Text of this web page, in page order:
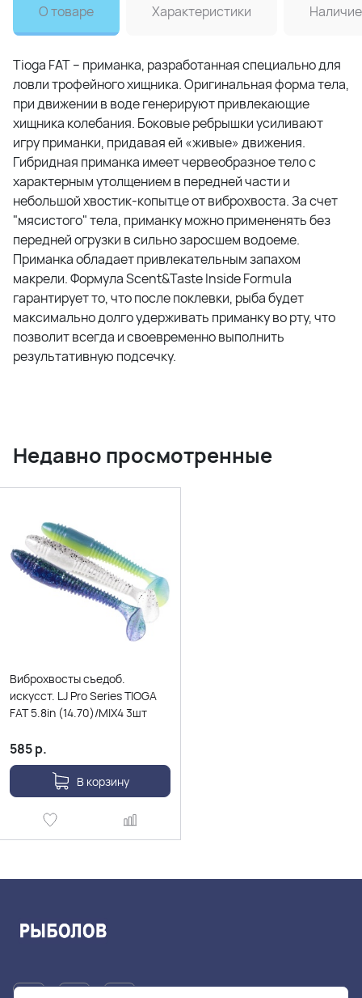
О товаре Характеристики Наличие
Tioga FAT – приманка, разработанная специально для
ловли трофейного хищника. Оригинальная форма тела,
при движении в воде генерируют привлекающие
хищника колебания. Боковые ребрышки усиливают
игру приманки, придавая ей «живые» движения.
Гибридная приманка имеет червеобразное тело с
характерным утолщением в передней части и
небольшой хвостик-копытце от виброхвоста. За счет
"мясистого" тела, приманку можно примененять без
передней огрузки в сильно заросшем водоеме.
Приманка обладает привлекательным запахом
макрели. Формула Scent&Taste Inside Formula
гарантирует то, что после поклевки, рыба будет
максимально долго удерживать приманку во рту, что
позволит всегда и своевременно выполнить
результативную подсечку.
Недавно просмотренные
Виброхвосты съедоб.
искусст. LJ Pro Series TIOGA
FAT 5.8in (14.70)/MIX4 3шт
585р.
В корзину